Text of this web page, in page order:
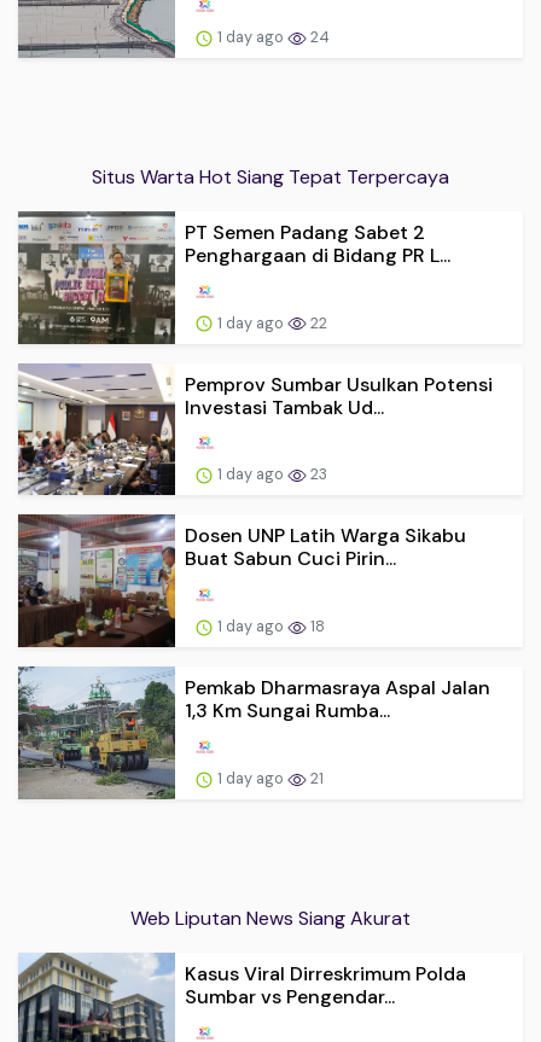
1 day ago 24
Situs Warta Hot Siang Tepat Terpercaya
PT Semen Padang Sabet 2
Penghargaan di Bidang PR L...
1 day ago 22
Pemprov Sumbar Usulkan Potensi
Investasi Tambak Ud...
1 day ago 23
Dosen UNP Latih Warga Sikabu
Buat Sabun Cuci Pirin...
1 day ago 18
Pemkab Dharmasraya Aspal Jalan
1,3 Km Sungai Rumba...
1 day ago 21
Web Liputan News Siang Akurat
Kasus Viral Dirreskrimum Polda
Sumbar vs Pengendar...